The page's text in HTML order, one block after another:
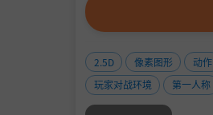
2.5D 像素图形 动作
玩家对战环境
第一人称